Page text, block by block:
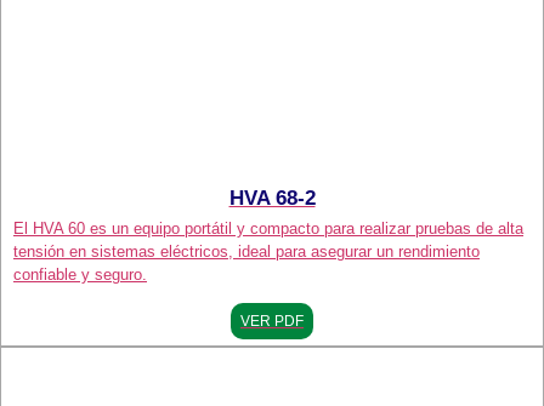
HVA 68-2
El HVA 60 es un equipo portátil y compacto para realizar pruebas de alta
tensión en sistemas eléctricos, ideal para asegurar un rendimiento
confiable y seguro.
VER PDF